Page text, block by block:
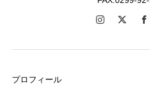
プロフィール